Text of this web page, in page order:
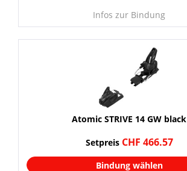
Infos zur Bindung
Atomic STRIVE 14 GW black
Setpreis CHF 466.57
Bindung wählen